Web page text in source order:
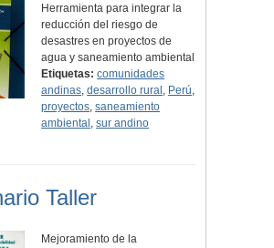
Herramienta para integrar la
reducción del riesgo de
desastres en proyectos de
agua y saneamiento ambiental
Etiquetas: comunidades
andinas,desarrollo rural , Perú,
proyectos,saneamiento
ambiental ,sur andino
Taller
Mejoramiento de la